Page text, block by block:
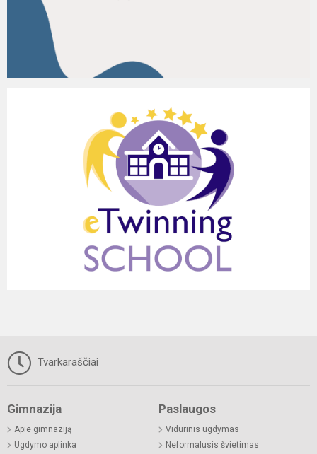
Tvarkaraščiai
Gimnazija
Apie gimnaziją
Ugdymo aplinka
Paslaugos
Vidurinis ugdymas
Neformalusis švietimas